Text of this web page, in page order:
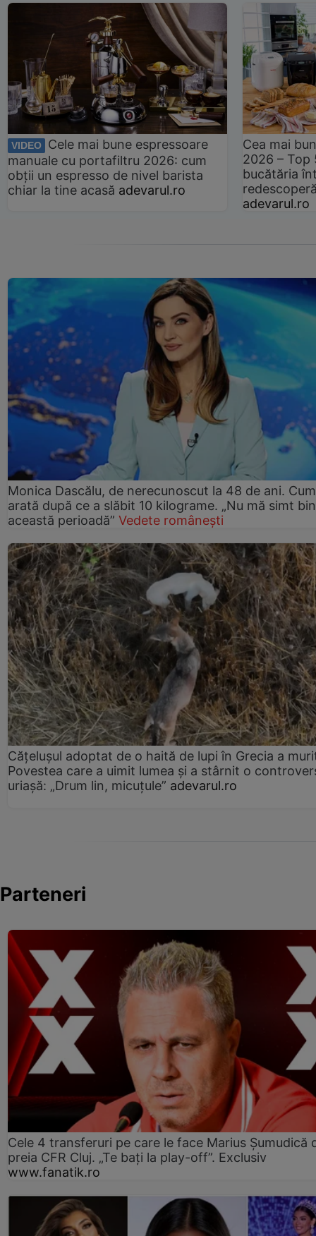
VIDEO
Cele mai bune espressoare
manuale cu portafiltru 2026: cum
obții un espresso de nivel barista
chiar la tine acasă adevarul.ro
Cea mai
2026 –
bucătăria
adevarul.ro
Monica Dascălu, de nerecunoscut la 48 de ani. Cum
arată după ce a slăbit 10 kilograme. „Nu mă simt
această perioadă” Vedete românești
Cățelușul adoptat de o haită de lupi în Grecia a
Povestea care a uimit lumea și a stârnit o
uriașă: „Drum lin, micuțule” adevarul.ro
Parteneri
Cele 4 transferuri pe care le face Marius Șumudică
preia CFR Cluj. „Te bați la play-off”. Exclusiv
www.fanatik.ro